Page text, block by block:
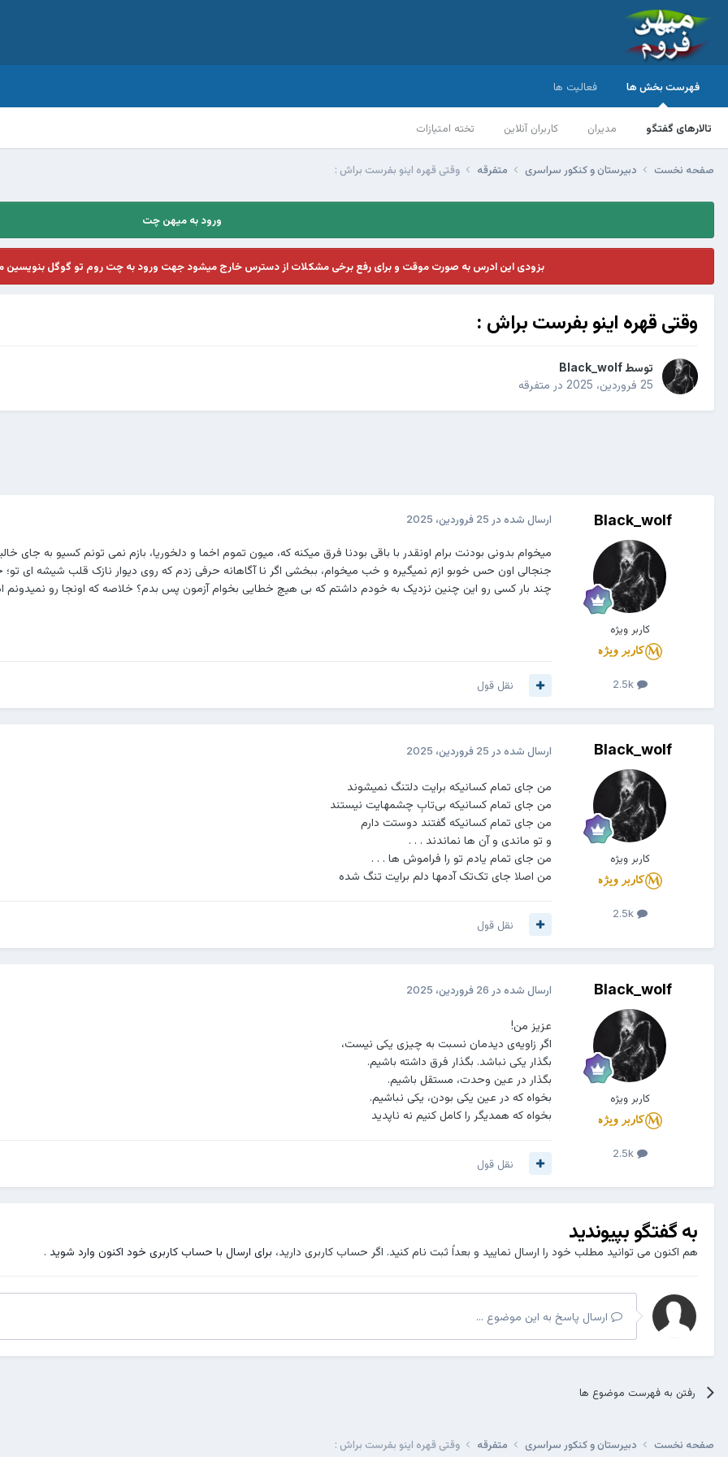
فهرست بخش ها
تالارهای گفتگو مدیران کاربران آنلاین تخته امتیازات
فعالیت ها
صفحه نخست دبیرستان و کنکور سراسری متفرقه وقتی قهره اینو بفرست براش :
ورود به میهن چت
بزودی این ادرس به صورت موقت و برای رفع برخی مشکلات از دسترس خارج میشود جهت ورود به چت روم تو گوگل بنویسین
وقتی قهره اینو بفرست براش :
توسط Black_wolf
25 فروردین، 2025
در متفرقه
Black_wolf
کاربر ویژه
2.5k
ارسال شده در 25 فروردین، 2025
میخوام بدونی بودنت برام اونقدر با باقی بودنا فرق میکنه که، میون تموم اخما و دلخوریا، بازم نمی تونم کسیو به
جنجالی اون حس خوبو ازم نمیگیره و خب میخوام، ببخشی اگر نا آگاهانه حرفی زدم که روی دیوار نازک قلب شیشه ای
چند بار کسی رو این چنین نزدیک به خودم داشتم که بی هیچ خطایی بخوام آزمون پس بدم؟ خلاصه که اونجا رو نمیدونم اما
نقل قول
Black_wolf
کاربر ویژه
2.5k
ارسال شده در 25 فروردین، 2025
من جای تمام کسانیکه برایت دلتنگ نمیشوند
من جای تمام کسانیکه بی‌تابِ چشمهایت نیستند
من جای تمام کسانیکه گفتند دوستت دارم
و تو ماندی و آن ها نماندند . . .
من جای تمام یادم تو را فراموش ها . . .
من اصلا جای تک‌تک آدمها دلم برایت تنگ شده
نقل قول
Black_wolf
کاربر ویژه
2.5k
ارسال شده در 26 فروردین، 2025
عزیز من!
اگر زاویه‌ی دیدمان نسبت به چیزی یکی نیست،
بگذار یکی نباشد. بگذار فرق داشته باشیم.
بگذار در عین وحدت، مستقل باشیم.
بخواه که در عین یکی بودن، یکی نباشیم.
بخواه که همدیگر را کامل کنیم نه ناپدید
نقل قول
به گفتگو بپیوندید
هم اکنون می توانید مطلب خود را ارسال نمایید و بعداً ثبت نام کنید. اگر حساب کاربری دارید، برای ارسال با حساب کاربری خود اکنون وارد شوید .
ارسال پاسخ به این موضوع ...
رفتن به فهرست موضوع ها
صفحه نخست دبیرستان و کنکور سراسری متفرقه وقتی قهره اینو بفرست براش :